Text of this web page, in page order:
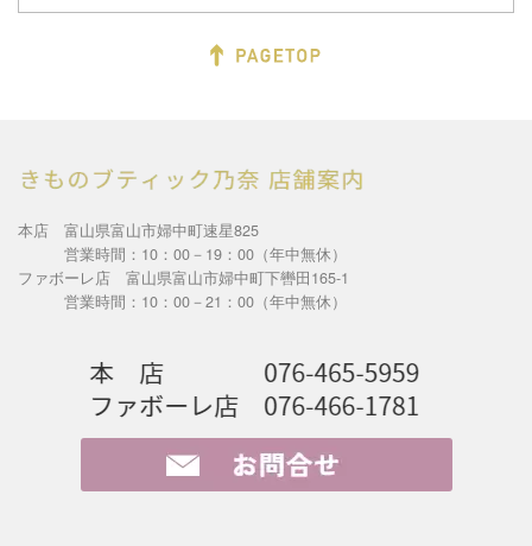
本店 富山県富山市婦中町速星825
営業時間：10：00－19：00（年中無休）
ファボーレ店 富山県富山市婦中町下轡田165-1
営業時間：10：00－21：00（年中無休）